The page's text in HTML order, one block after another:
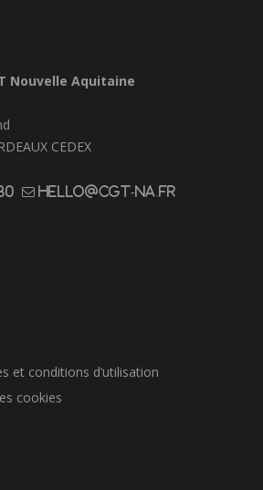
Nouvelle Aquitaine
CEDEX
hello@cgt-na.fr
et conditions d’utilisation
cookies